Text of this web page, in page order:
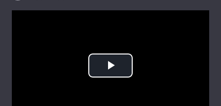
Екологія Регіони
Play